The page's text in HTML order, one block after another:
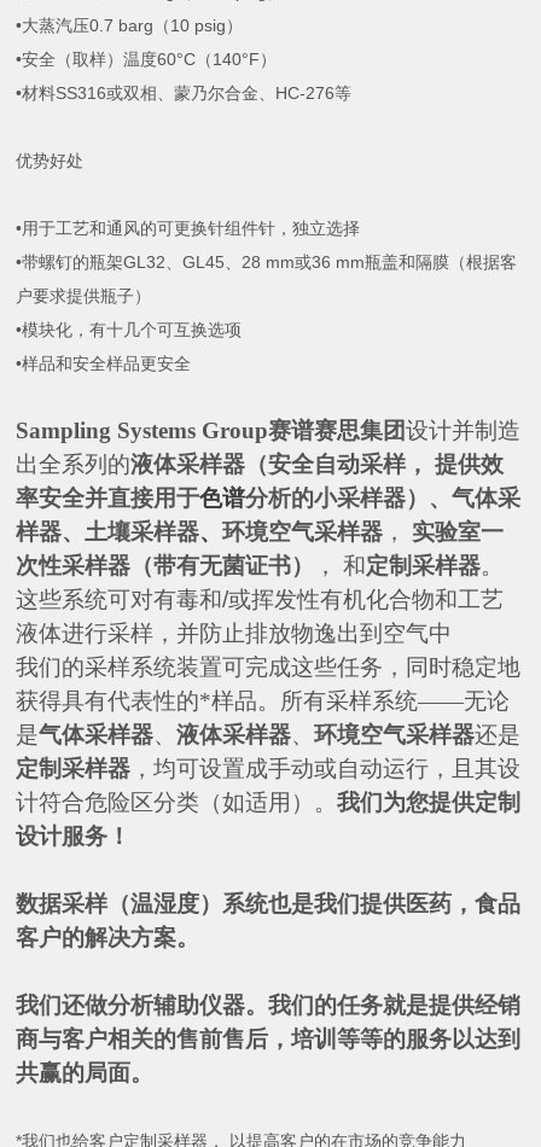
•大蒸汽压0.7 barg（10 psig）
•安全（取样）温度60°C（140°F）
•材料SS316或双相、蒙乃尔合金、HC-276等
优势好处
•用于工艺和通风的可更换针组件针，独立选择
•带螺钉的瓶架GL32、GL45、28 mm或36 mm瓶盖和隔膜（根据客
户要求提供瓶子）
•模块化，有十几个可互换选项
•样品和安全样品更安全
Sampling Systems Group赛谱赛思集团设计并制造
出全系列的液体采样器（安全自动采样， 提供效
率安全并直接用于色谱分析的小采样器）、气体采
样器、土壤采样器、环境空气采样器 ， 实验室一
次性采样器（带有无菌证书）
， 和定制采样器。
这些系统可对有毒和/或挥发性有机化合物和工艺
液体进行采样 ， 并防止排放物逸出到空气中
我们的采样系统装置可完成这些任务 ， 同时稳定地
获得具有代表性的*样品。所有采样系统——无论
是气体采样器、液体采样器、环境空气采样器还是
定制采样器 ，均可设置成手动或自动运行 ，
且其设
计符合危险区分类 （如适用 ） 。我们为您提供定制
设计服务 ！
数据采样（温湿度）系统也是我们提供医药，食品
客户的解决方案。
我们还做分析辅助仪器。我们的任务就是提供经销
商与客户相关的售前售后，培训等等的服务以达到
共赢的局面。
*我们也给客户定制采样器， 以提高客户的在市场的竞争能力